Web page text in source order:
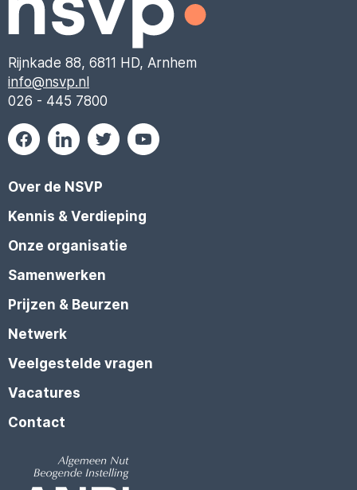
Rijnkade 88, 6811 HD, Arnhem
info@nsvp.nl
026 - 445 7800
Over de NSVP
Kennis & Verdieping
Onze organisatie
Samenwerken
Prijzen & Beurzen
Netwerk
Veelgestelde vragen
Vacatures
Contact